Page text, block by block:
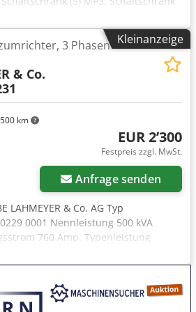
mit Simotion (7) MP4:
Bestimmungsgemäße
in der
400 V / 32 A Batteriesimulation:
kleiner 1 s) Steuerspannung 24 V
Zu beachten ist ein
Einrichtbetrieb: 0 -
0 - 100 1/min
850 mm Höhe: 1386 mm Länge:
Aktsf Lieferumfang: (Siehe Bild)
Weitere Fragen können
Kleinanzeige
km
3 Phasen
& Co.
EUR 2’300
Festpreis zzgl. MwSt.
Anfrage senden
& Co. AG Typ
0001 Nennleistung 500 kVA
760 Amp. Typenleistung
Hz Ausgangsstrom 760 Amp.
AEB 60 Abmessung Schrank (B x
x 1100 x 2700 mm Gewicht 1660 kg